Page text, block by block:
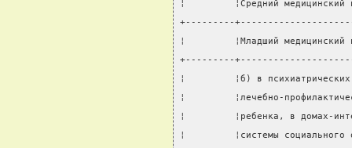
¦         ¦Средний
+---------
¦         ¦Младший
+---------
¦         ¦б) в
¦         ¦лечебно-
¦         ¦ребенка, в домах-
¦         ¦системы социального